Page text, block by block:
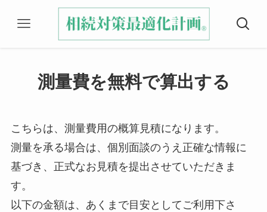
測量費を無料で算出する
こちらは、測量費用の概算見積になります。
測量を承る場合は、個別面談のうえ正確な情報に
基づき、正式なお見積を提出させていただきま
す。
以下の金額は、あくまで目安としてご利用下さ